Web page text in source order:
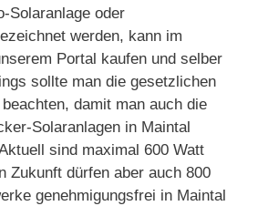
Solaranlage oder
werden, kann im
Portal kaufen und selber
sollte man die gesetzlichen
damit man auch die
Solaranlagen in Maintal
sind maximal 600 Watt
Zukunft dürfen aber auch 800
genehmigungsfrei in Maintal